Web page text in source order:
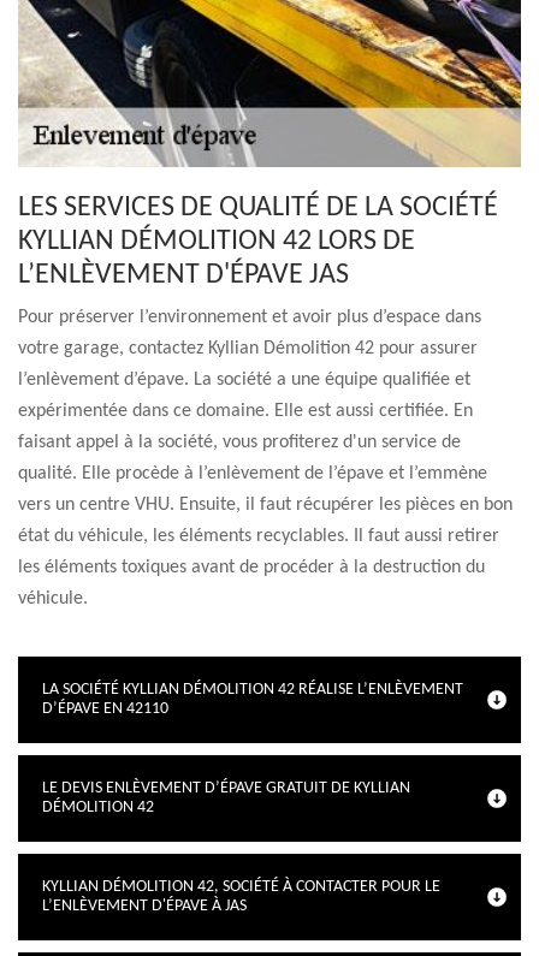
LES SERVICES DE QUALITÉ DE LA SOCIÉTÉ
KYLLIAN DÉMOLITION 42 LORS DE
L’ENLÈVEMENT D'ÉPAVE JAS
Pour préserver l’environnement et avoir plus d’espace dans
votre garage, contactez Kyllian Démolition 42 pour assurer
l’enlèvement d’épave. La société a une équipe qualifiée et
expérimentée dans ce domaine. Elle est aussi certifiée. En
faisant appel à la société, vous profiterez d'un service de
qualité. Elle procède à l’enlèvement de l’épave et l’emmène
vers un centre VHU. Ensuite, il faut récupérer les pièces en bon
état du véhicule, les éléments recyclables. Il faut aussi retirer
les éléments toxiques avant de procéder à la destruction du
véhicule.
LA SOCIÉTÉ KYLLIAN DÉMOLITION 42 RÉALISE L’ENLÈVEMENT
D’ÉPAVE EN 42110
LE DEVIS ENLÈVEMENT D’ÉPAVE GRATUIT DE KYLLIAN
DÉMOLITION 42
KYLLIAN DÉMOLITION 42, SOCIÉTÉ À CONTACTER POUR LE
L’ENLÈVEMENT D'ÉPAVE À JAS